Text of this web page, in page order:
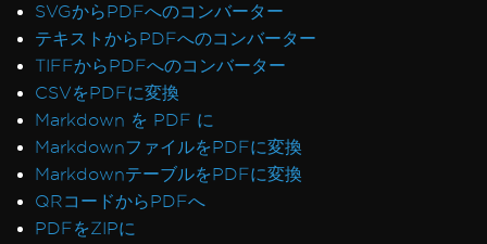
SVGからPDFへのコンバーター
テキストからPDFへのコンバーター
TIFFからPDFへのコンバーター
CSVをPDFに変換
Markdown を PDF に
MarkdownファイルをPDFに変換
MarkdownテーブルをPDFに変換
QRコードからPDFへ
PDFをZIPに